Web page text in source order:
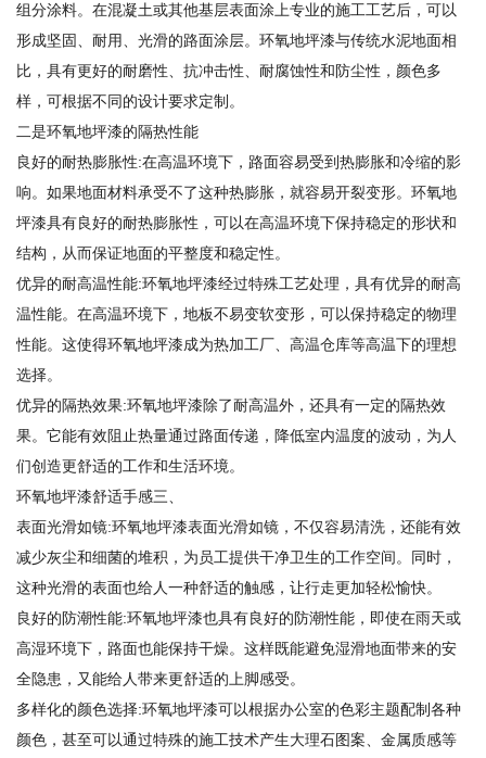
组分涂料。在混凝土或其他基层表面涂上专业的施工工艺后，可以
形成坚固、耐用、光滑的路面涂层。环氧地坪漆与传统水泥地面相
比，具有更好的耐磨性、抗冲击性、耐腐蚀性和防尘性，颜色多
样，可根据不同的设计要求定制。
二是环氧地坪漆的隔热性能
良好的耐热膨胀性:在高温环境下，路面容易受到热膨胀和冷缩的影
响。如果地面材料承受不了这种热膨胀，就容易开裂变形。环氧地
坪漆具有良好的耐热膨胀性，可以在高温环境下保持稳定的形状和
结构，从而保证地面的平整度和稳定性。
优异的耐高温性能:环氧地坪漆经过特殊工艺处理，具有优异的耐高
温性能。在高温环境下，地板不易变软变形，可以保持稳定的物理
性能。这使得环氧地坪漆成为热加工厂、高温仓库等高温下的理想
选择。
优异的隔热效果:环氧地坪漆除了耐高温外，还具有一定的隔热效
果。它能有效阻止热量通过路面传递，降低室内温度的波动，为人
们创造更舒适的工作和生活环境。
环氧地坪漆舒适手感三、
表面光滑如镜:环氧地坪漆表面光滑如镜，不仅容易清洗，还能有效
减少灰尘和细菌的堆积，为员工提供干净卫生的工作空间。同时，
这种光滑的表面也给人一种舒适的触感，让行走更加轻松愉快。
良好的防潮性能:环氧地坪漆也具有良好的防潮性能，即使在雨天或
高湿环境下，路面也能保持干燥。这样既能避免湿滑地面带来的安
全隐患，又能给人带来更舒适的上脚感受。
多样化的颜色选择:环氧地坪漆可以根据办公室的色彩主题配制各种
颜色，甚至可以通过特殊的施工技术产生大理石图案、金属质感等